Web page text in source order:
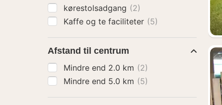
kørestolsadgang (2)
Kaffe og te faciliteter (5)
Afstand til centrum
Mindre end 2.0 km (2)
Mindre end 5.0 km (5)